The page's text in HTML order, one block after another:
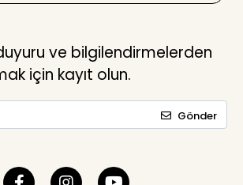
ve bilgilendirmelerden
için kayıt olun.
Gönder